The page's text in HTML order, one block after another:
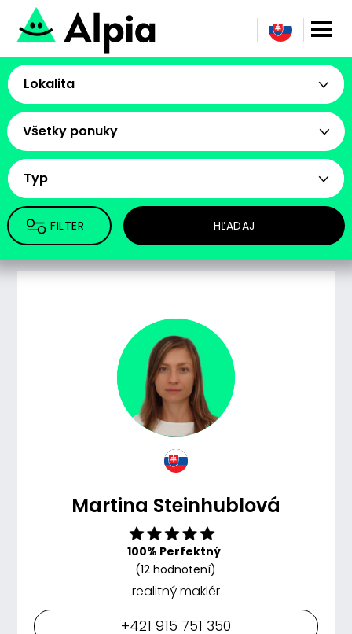
Lokalita
Všetky ponuky
Typ
FILTER HĽADAJ
Martina Steinhublová
100% Perfektný
(12 hodnotení)
realitný maklér
+421 915 751 350